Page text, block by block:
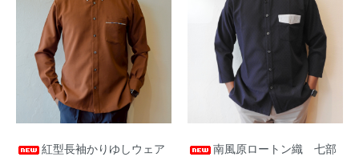
紅型長袖かりゆしウェア
南風原ロートン織 七部